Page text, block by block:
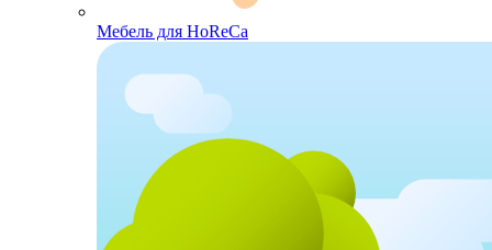
Мебель для HoReCa